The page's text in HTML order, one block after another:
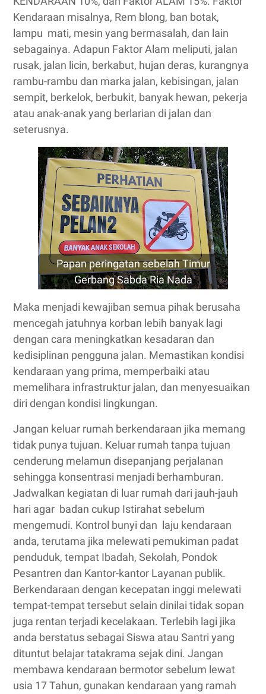
Kendaraan misalnya, Rem blong, ban botak,
lampu mati, mesin yang bermasalah, dan lain
sebagainya. Adapun Faktor Alam meliputi, jalan
rusak, jalan licin, berkabut, hujan deras, kurangnya
rambu-rambu dan marka jalan, kebisingan, jalan
sempit, berkelok, berbukit, banyak hewan, pekerja
atau anak-anak yang berlarian di jalan dan
seterusnya.
Papan peringatan sebelah Timur
Gerbang Sabda Ria Nada
Maka menjadi kewajiban semua pihak berusaha
mencegah jatuhnya korban lebih banyak lagi
dengan cara meningkatkan kesadaran dan
kedisiplinan pengguna jalan. Memastikan kondisi
kendaraan yang prima, memperbaiki atau
memelihara infrastruktur jalan, dan menyesuaikan
diri dengan kondisi lingkungan.
Jangan keluar rumah berkendaraan jika memang
tidak punya tujuan. Keluar rumah tanpa tujuan
cenderung melamun disepanjang perjalanan
sehingga konsentrasi menjadi berhamburan.
Jadwalkan kegiatan di luar rumah dari jauh-jauh
hari agar badan cukup Istirahat sebelum
mengemudi. Kontrol bunyi dan laju kendaraan
anda, terutama jika melewati pemukiman padat
penduduk, tempat Ibadah, Sekolah, Pondok
Pesantren dan Kantor-kantor Layanan publik.
Berkendaraan dengan kecepatan inggi melewati
tempat-tempat tersebut selain dinilai tidak sopan
juga rentan terjadi kecelakaan. Terlebih lagi jika
anda berstatus sebagai Siswa atau Santri yang
dituntut belajar tatakrama sejak dini. Jangan
membawa kendaraan bermotor sebelum lewat
usia 17 Tahun, gunakan kendaraan yang ramah